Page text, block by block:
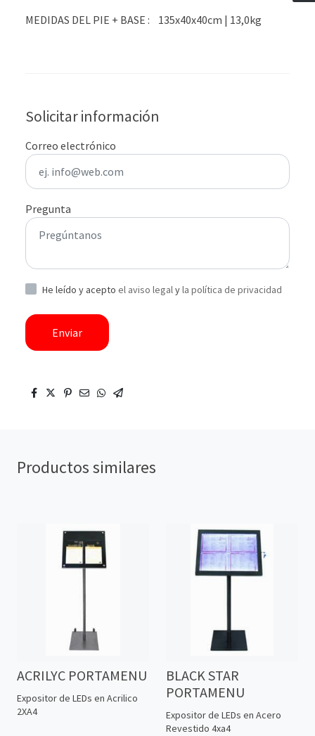
MEDIDAS DEL PIE + BASE : 135x40x40cm | 13,0kg
Solicitar información
Correo electrónico
Pregunta
He leído y acepto el aviso legalyla política de privacidad
Enviar
Productos similares
ACRILYC PORTAMENU
Expositor de LEDs en Acrilico
2XA4
BLACK STAR
PORTAMENU
Expositor de LEDs en Acero
Revestido 4xa4